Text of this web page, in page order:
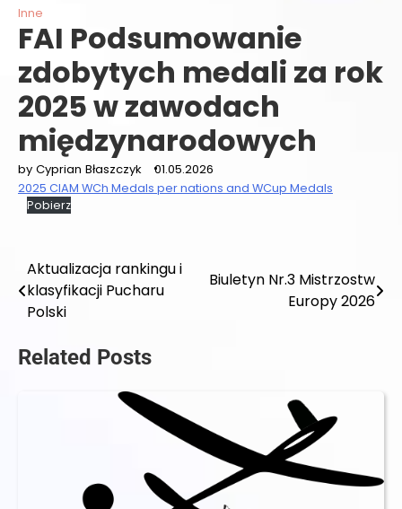
Inne
FAI Podsumowanie
zdobytych medali za rok
2025 w zawodach
międzynarodowych
by Cyprian Błaszczyk 01.05.2026
2025 CIAM WCh Medals per nations and WCup Medals
Pobierz
Nawigacja
wpisu
Aktualizacja rankingu i
klasyfikacji Pucharu
Polski
Biuletyn Nr.3 Mistrzostw
Europy 2026
Related Posts